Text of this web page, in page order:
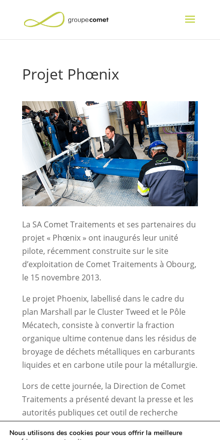
Projet Phœnix
La SA Comet Traitements et ses partenaires du
projet « Phœnix » ont inaugurés leur unité
pilote, récemment construite sur le site
d’exploitation de Comet Traitements à Obourg,
le 15 novembre 2013.
Le projet Phoenix, labellisé dans le cadre du
plan Marshall par le Cluster Tweed et le Pôle
Mécatech, consiste à convertir la fraction
organique ultime contenue dans les résidus de
broyage de déchets métalliques en carburants
liquides et en carbone utile pour la métallurgie.
Lors de cette journée, la Direction de Comet
Traitements a présenté devant la presse et les
autorités publiques cet outil de recherche
Nous utilisons des cookies pour vous offrir la meilleure